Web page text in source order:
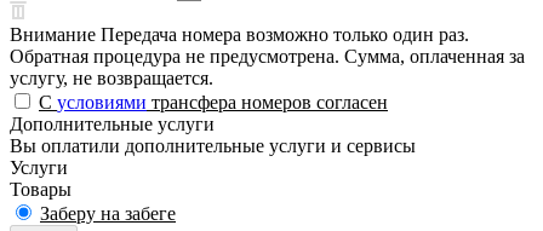
Внимание Передача номера возможно только один раз.
Обратная процедура не предусмотрена. Сумма, оплаченная за
услугу, не возвращается.
С условиями трансфера номеров согласен
Дополнительные услуги
Вы оплатили дополнительные услуги и сервисы
Услуги
Товары
Заберу на забеге